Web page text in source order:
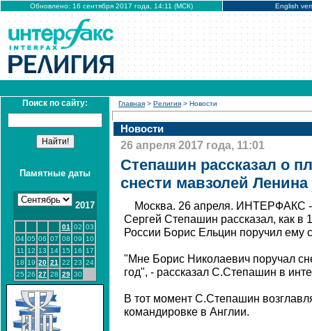
Обновлено: 16 сентября 2017 года, 14:11 (МСК) English
Поиск по сайту:
Памятные даты
2017
01 02 03
04 05 06 07 08 09
10
11
12 13 14 15 16
17
18 19 20 21 22 23 24
25 26 27 28 29 30
Главная > Религия > Новости
Новости
26 апреля 2017 года, 11:01
Степашин рассказал о
снести мавзолей Ленина
Москва. 26 апреля. ИНТЕРФАКС
Сергей Степашин рассказал, как в
России Борис Ельцин поручил ему
"Мне Борис Николаевич поручал
год", - рассказал С.Степашин в
В тот момент С.Степашин
командировке в Англии.